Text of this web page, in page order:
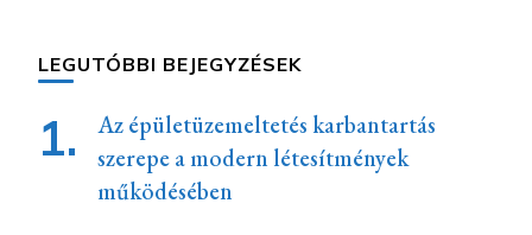
LEGUTÓBBI BEJEGYZÉSEK
Az épületüzemeltetés karbantartás
szerepe a modern létesítmények
működésében